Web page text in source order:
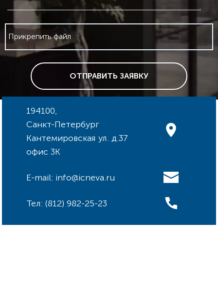
Класс изоляции (IEC 85):H
Прикрепить файл
ОТПРАВИТЬ ЗАЯВКУ
194100,
Санкт-Петербург
Кантемировская ул. д.37
офис 3К
E-mail: info@icneva.ru
Тел: (812) 982-25-23